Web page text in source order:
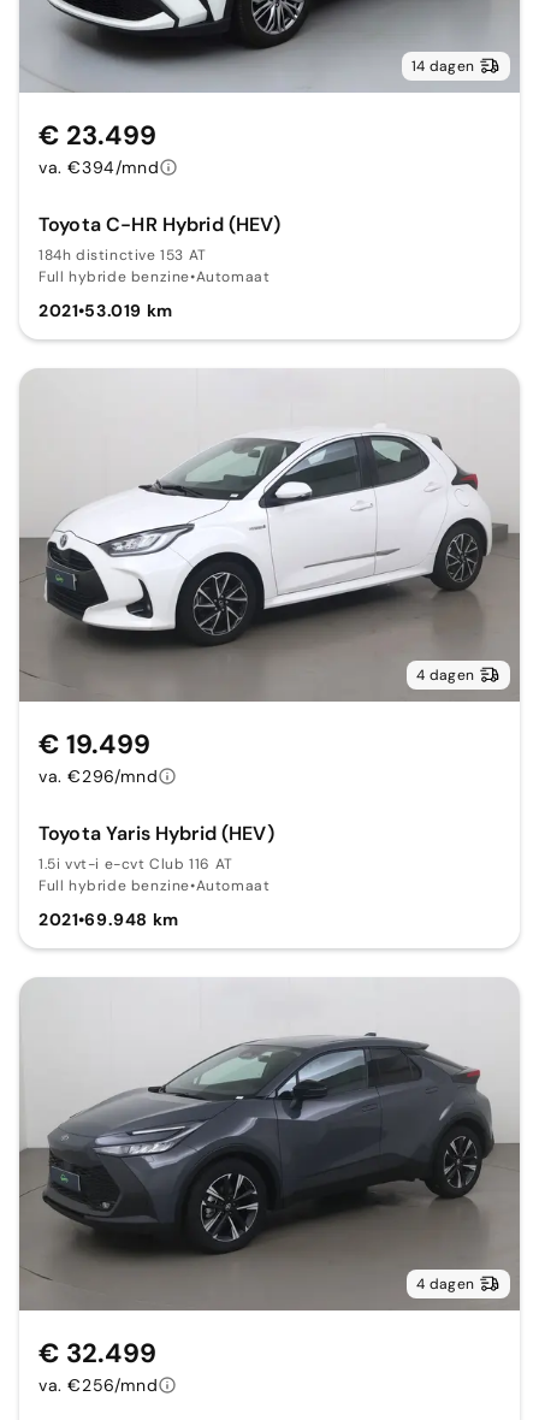
14 dagen
Toyota C-HR Hybrid (HEV)
184h distinctive 153 AT
Full hybride benzine•Automaat
2021•53.019 km
€ 23.499
va. €394/mnd
4 dagen
Toyota Yaris Hybrid (HEV)
1.5i vvt-i e-cvt Club 116 AT
Full hybride benzine•Automaat
2021•69.948 km
€ 19.499
va. €296/mnd
4 dagen
€ 32.499
va. €256/mnd